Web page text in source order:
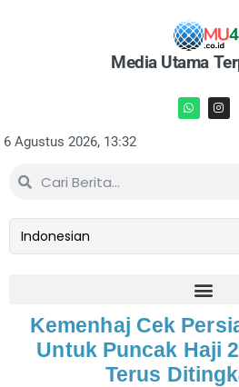
Media Utama
6 Agustus 2026, 13:32
Kemenhaj Cek
Untuk Puncak Haji
Terus